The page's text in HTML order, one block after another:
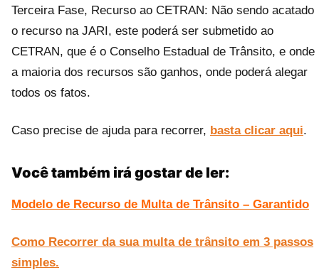
Terceira Fase, Recurso ao CETRAN: Não sendo acatado
o recurso na JARI, este poderá ser submetido ao
CETRAN, que é o Conselho Estadual de Trânsito, e onde
a maioria dos recursos são ganhos, onde poderá alegar
todos os fatos.
Caso precise de ajuda para recorrer, basta clicar aqui.
Você também irá gostar de ler:
Modelo de Recurso de Multa de Trânsito – Garantido
Como Recorrer da sua multa de trânsito em 3 passos
simples.